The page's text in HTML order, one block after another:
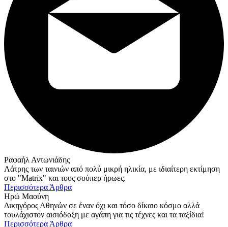
Ραφαήλ Αντωνιάδης
Λάτρης των ταινιών από πολύ μικρή ηλικία, με ιδιαίτερη εκτίμηση
στο "Matrix" και τους σούπερ ήρωες.
Περισσότερα Άρθρα
Ηρώ Μαούνη
Δικηγόρος Αθηνών σε έναν όχι και τόσο δίκαιο κόσμο αλλά
τουλάχιστον αισιόδοξη με αγάπη για τις τέχνες και τα ταξίδια!
Περισσότερα Άρθρα